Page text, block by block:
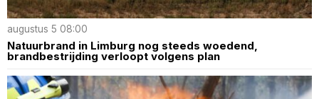
augustus 5 08:00
Natuurbrand in Limburg nog steeds woedend,
brandbestrijding verloopt volgens plan